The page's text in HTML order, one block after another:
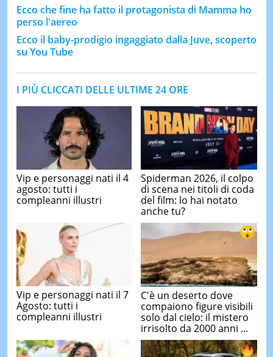
Ecco che fine ha fatto il protagonista di Mamma ho
perso l'aereo
Ecco il baby-prodigio ingaggiato dalla Juve, scoperto
su You Tube
I PIÙ CLICCATI DELLE ULTIME 24 ORE
Vip e personaggi nati il 4
agosto: tutti i
compleanni illustri
Spiderman 2026, il colpo
di scena nei titoli di coda
del film: lo hai notato
anche tu?
Vip e personaggi nati il 7
Agosto: tutti i
compleanni illustri
C'è un deserto dove
compaiono figure visibili
solo dal cielo: il mistero
irrisolto da 2000 anni ...